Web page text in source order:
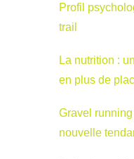
Profil
trail
La nutrition :
en plus de
Gravel
nouvelle